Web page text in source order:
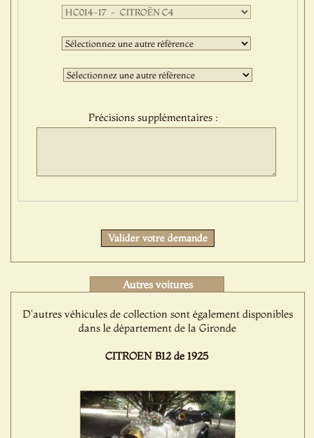
Première
sélection
:Deuxième
sélection
:Troisième
sélection
Précisions supplémentaires :
Valider votre demande
Autres voitures
D'autres véhicules de collection sont également disponibles
dans le département de la Gironde
CITROEN B12 de 1925